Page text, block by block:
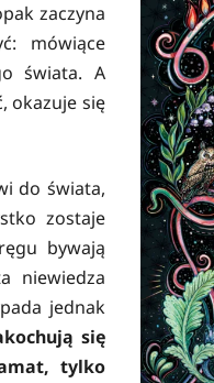
zaczyna
mówiące
świata. A
okazuje się
do świata,
zostaje
bywają
niewiedza
jednak
się
tylko